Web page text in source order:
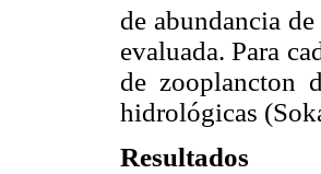
de abundancia
evaluada. Para
de zooplancton
hidrológicas
Resultados